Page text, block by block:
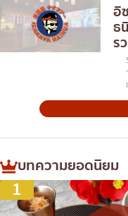
อิ
ธ
ร
-
บทความยอดนิยม
1